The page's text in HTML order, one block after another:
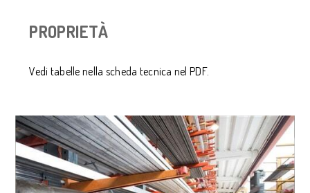
PROPRIETÀ
Vedi tabelle nella scheda tecnica nel PDF.